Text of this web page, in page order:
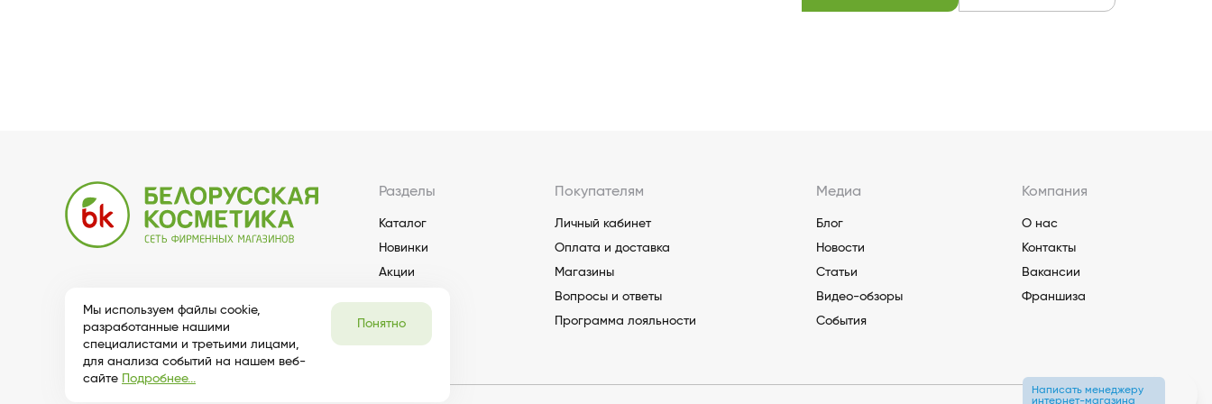
Разделы
Каталог
Новинки
Акции
Покупателям
Личный кабинет
Оплата и доставка
Магазины
Вопросы и ответы
Программа лояльности
Медиа
Блог
Новости
Статьи
Видео-обзоры
События
Компания
О нас
Контакты
Вакансии
Франшиза
Мы используем файлы cookie,
разработанные нашими
специалистами и третьими лицами,
для анализа событий на нашем веб-
сайте Подробнее...
Понятно
Написать менеджеру
интернет-магазина